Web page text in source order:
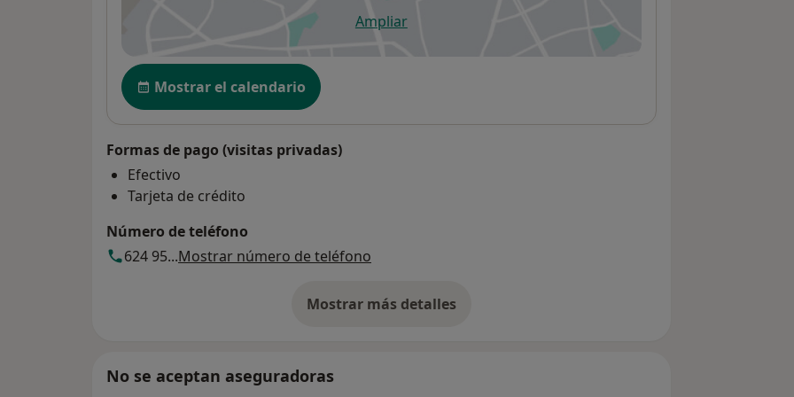
Ampliarse abre en una nueva pestaña
Disponibilidad
Mostrar el calendario
Formas de pago (visitas privadas)
Efectivo
Tarjeta de crédito
Número de teléfono
624 95...Mostrar número de teléfono
Mostrar más detalles
sobre la dirección
No se aceptan aseguradoras